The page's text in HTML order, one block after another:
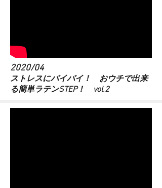
2020/04
​ストレスにバイバイ！ おウチで出来
る簡単ラテンSTEP！ vol.2